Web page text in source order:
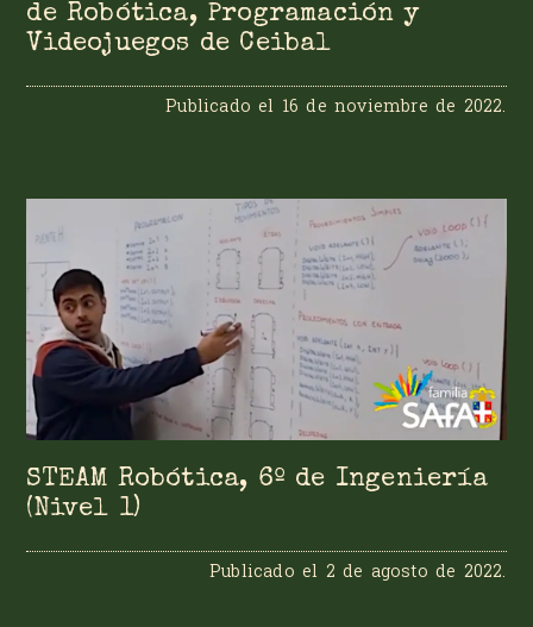
de Robótica, Programación y
Videojuegos de Ceibal
Publicado el 16 de noviembre de 2022
STEAM Robótica, 6º de Ingeniería
(Nivel 1)
Publicado el 2 de agosto de 2022.